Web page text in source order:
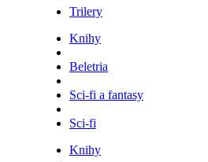
Trilery
Knihy
Beletria
Sci-fi a fantasy
Sci-fi
Knihy